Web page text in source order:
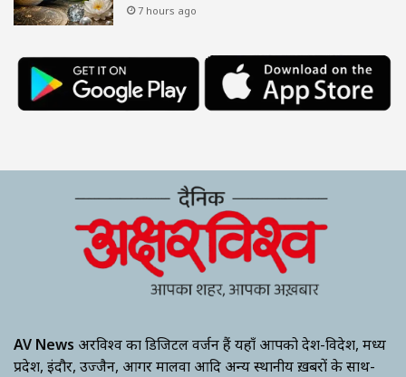
7 hours ago
AV News अक्षरविश्व का डिजिटल वर्जन हैं यहाँ आपको देश-विदेश, मध्य
प्रदेश, इंदौर, उज्जैन, आगर मालवा आदि अन्य स्थानीय ख़बरों के साथ-